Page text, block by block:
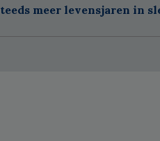
meer levensjaren in